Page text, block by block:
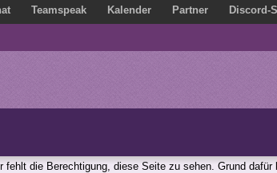
Teamspeak Kalender Partner Discord-
fehlt die Berechtigung, diese Seite zu sehen. Grund dafür